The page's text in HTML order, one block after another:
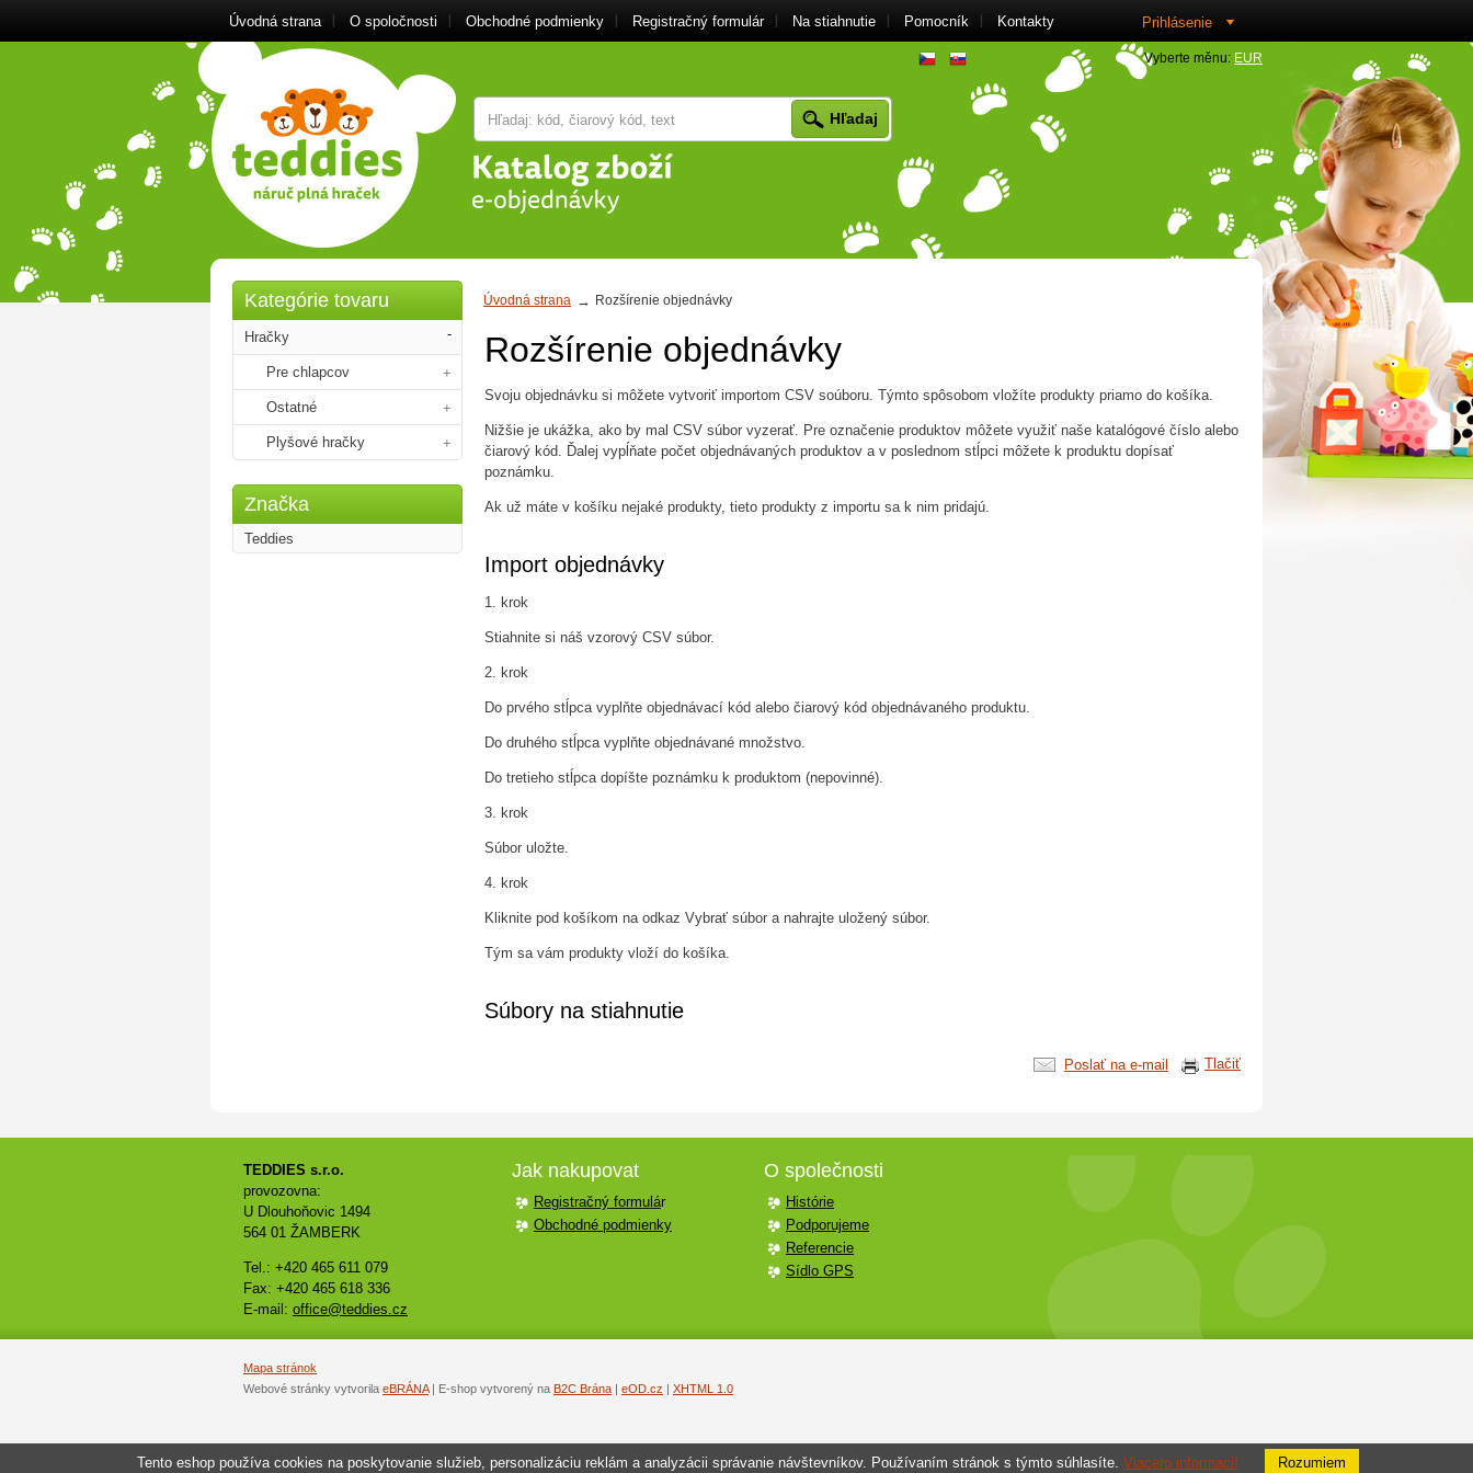
Úvodná strana O spoločnosti Obchodné podmienky Registračný formulár Na stiahnutie Pomocník Kontakty Prihlásenie
cz Vyberte měnu: EUR
Úvodná strana Rozšírenie objednávky
Rozšírenie objednávky
Svoju objednávku si môžete vytvoriť importom CSV soúboru. Týmto spôsobom vložíte produkty priamo do košíka.
Nižšie je ukážka, ako by mal CSV súbor vyzerať. Pre označenie produktov môžete využiť naše katalógové číslo alebo
čiarový kód. Ďalej vypĺňate počet objednávaných produktov a v poslednom stĺpci môžete k produktu dopísať
poznámku.
Ak už máte v košíku nejaké produkty, tieto produkty z importu sa k nim pridajú.
Import objednávky
1. krok
Stiahnite si náš vzorový CSV súbor.
2. krok
Do prvého stĺpca vyplňte objednávací kód alebo čiarový kód objednávaného produktu.
Do druhého stĺpca vyplňte objednávané množstvo.
Do tretieho stĺpca dopíšte poznámku k produktom (nepovinné).
3. krok
Súbor uložte.
4. krok
Kliknite pod košíkom na odkaz Vybrať súbor a nahrajte uložený súbor.
Tým sa vám produkty vloží do košíka.
Súbory na stiahnutie
Poslať na e-mail Tlačiť
Kategórie tovaru
Hračky
Pre chlapcov
Ostatné
Plyšové hračky
Značka
Teddies
TEDDIES s.r.o.
provozovna:
U Dlouhoňovic 1494
564 01 ŽAMBERK
Tel.: +420 465 611 079
Fax: +420 465 618 336
E-mail: office@teddies.cz
Jak nakupovat
Registračný formulár
Obchodné podmienky
O společnosti
Histórie
Podporujeme
Referencie
Sídlo GPS
Mapa stránok
Webové stránky vytvorila eBRÁNA| E-shop vytvorený na B2C Brána | eOD.cz | XHTML 1.0
Tento eshop používa cookies na poskytovanie služieb, personalizáciu reklám a analyzácii správanie návštevníkov. Používaním stránok s týmto súhlasíte. Viacero informacií Rozumiem